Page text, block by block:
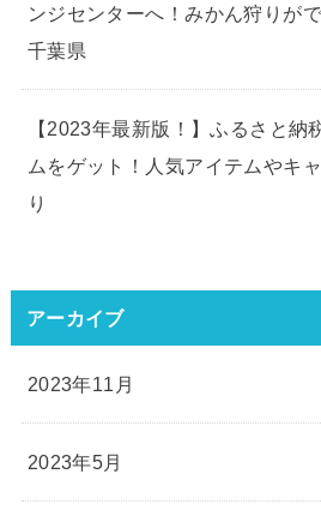
ンジセンターへ！みかん狩りが
千葉県
【2023年最新版！】ふるさと納
ムをゲット！人気アイテムやキ
り
アーカイブ
2023年11月
2023年5月